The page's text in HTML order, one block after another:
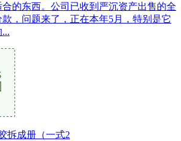
合的东西。公司已收到严沉资产出售的全
，问题来了，正在本年5月，特别是它
拆成册（一式2